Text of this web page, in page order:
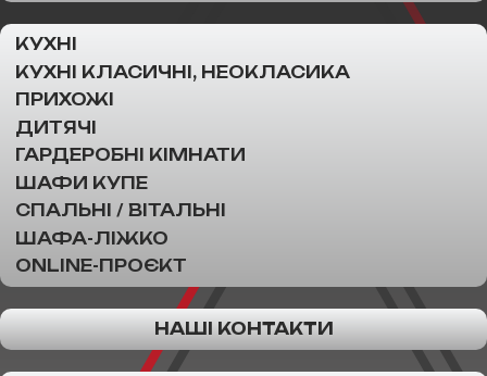
КУХНІ
КУХНІ КЛАСИЧНІ, НЕОКЛАСИКА
ПРИХОЖІ
ДИТЯЧІ
ГАРДЕРОБНІ КІМНАТИ
ШАФИ КУПЕ
СПАЛЬНІ / ВІТАЛЬНІ
ШАФА-ЛІЖКО
ONLINE-ПРОЄКТ
НАШІ КОНТАКТИ